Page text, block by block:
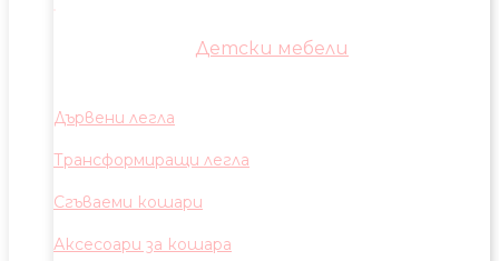
Детски мебели
Дървени легла
Трансформиращи легла
Сгъваеми кошари
Аксесоари за кошара